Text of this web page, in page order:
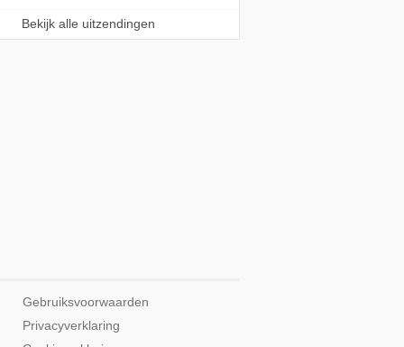
Bekijk alle uitzendingen
Gebruiksvoorwaarden
Privacyverklaring